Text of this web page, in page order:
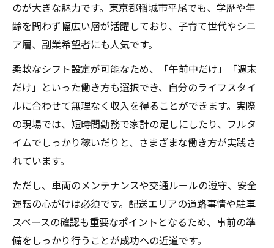
のが大きな魅力です。東京都稲城市平尾でも、学歴や年
齢を問わず幅広い層が活躍しており、子育て世代やシニ
ア層、副業希望者にも人気です。
柔軟なシフト設定が可能なため、「午前中だけ」「週末
だけ」といった働き方も選択でき、自分のライフスタイ
ルに合わせて無理なく収入を得ることができます。実際
の現場では、短時間勤務で家計の足しにしたり、フルタ
イムでしっかり稼いだりと、さまざまな働き方が実践さ
れています。
ただし、車両のメンテナンスや交通ルールの遵守、安全
運転の心がけは必須です。配送エリアの道路事情や駐車
スペースの確認も重要なポイントとなるため、事前の準
備をしっかり行うことが成功への近道です。